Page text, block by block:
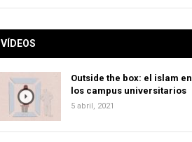
VÍDEOS
Outside the box: el islam en
los campus universitarios
5 abril, 2021